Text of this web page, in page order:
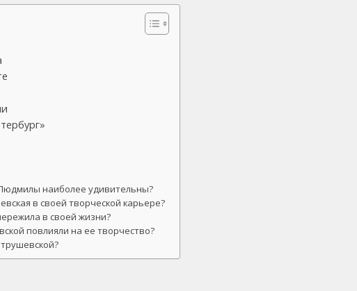
наиболее удивительны?
в своей творческой карьере?
в своей жизни?
повлияли на ее творчество?